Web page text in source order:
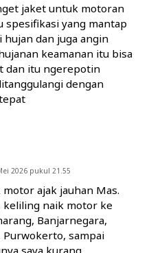
jaket untuk motoran
spesifikasi yang mantap
dan juga angin
keamanan itu bisa
dan itu ngerepotin
dengan
2026 pukul 21.55
ajak jauhan Mas.
keliling naik motor ke
Banjarnegara,
Purwokerto, sampai
saya kurang